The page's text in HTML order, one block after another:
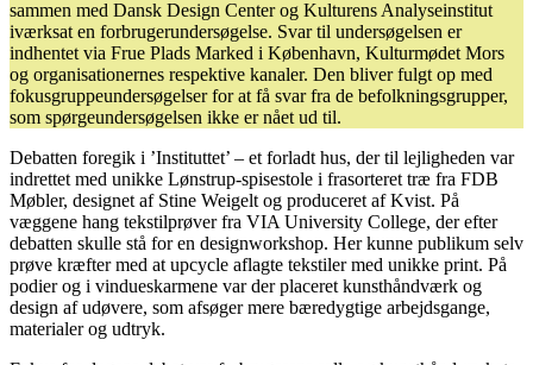
sammen med Dansk Design Center og Kulturens Analyseinstitut
iværksat en forbrugerundersøgelse. Svar til undersøgelsen er
indhentet via Frue Plads Marked i København, Kulturmødet Mors
og organisationernes respektive kanaler. Den bliver fulgt op med
fokusgruppeundersøgelser for at få svar fra de befolkningsgrupper,
som spørgeundersøgelsen ikke er nået ud til.
Debatten foregik i ’Instituttet’ – et forladt hus, der til lejligheden var
indrettet med unikke Lønstrup-spisestole i frasorteret træ fra FDB
Møbler, designet af Stine Weigelt og produceret af Kvist. På
væggene hang tekstilprøver fra VIA University College, der efter
debatten skulle stå for en designworkshop. Her kunne publikum selv
prøve kræfter med at upcycle aflagte tekstiler med unikke print. På
podier og i vindueskarmene var der placeret kunsthåndværk og
design af udøvere, som afsøger mere bæredygtige arbejdsgange,
materialer og udtryk.